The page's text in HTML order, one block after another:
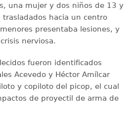
una mujer y dos niños de 13 y
hacia un centro
presentaba lesiones, y
nerviosa.
fueron identificados
Acevedo y Héctor Amílcar
y copiloto del picop, el cual
de proyectil de arma de